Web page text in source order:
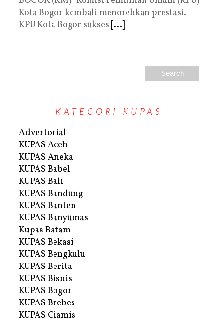
Kota Bogor kembali menorehkan prestasi.
KPU Kota Bogor sukses [...]
KATEGORI KUPAS
Advertorial
KUPAS Aceh
KUPAS Aneka
KUPAS Babel
KUPAS Bali
KUPAS Bandung
KUPAS Banten
KUPAS Banyumas
Kupas Batam
KUPAS Bekasi
KUPAS Bengkulu
KUPAS Berita
KUPAS Bisnis
KUPAS Bogor
KUPAS Brebes
KUPAS Ciamis